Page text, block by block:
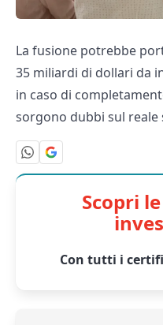
La fusione potrebbe
35 miliardi di dollari da
in caso di
sorgono dubbi sul reale
Scopri
Con tutti i